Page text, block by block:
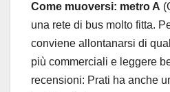
Come muoversi: metro A
una rete di bus molto fitta.
conviene allontanarsi di
più commerciali e leggere
recensioni: Prati ha anche